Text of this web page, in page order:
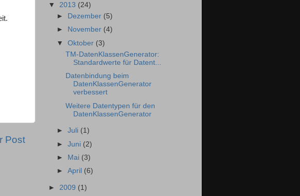
Post
▼ 2013 (24)
►
Dezember (5)
►
November (4)
▼Oktober (3)
TM-DatenKlassenGenerator:
Standardwerte für Datent...
Datenbindung beim
DatenKlassenGenerator
verbessert
Weitere Datentypen für den
DatenKlassenGenerator
►Juli (1)
►Juni (2)
► Mai (3)
►April (6)
► 2009 (1)